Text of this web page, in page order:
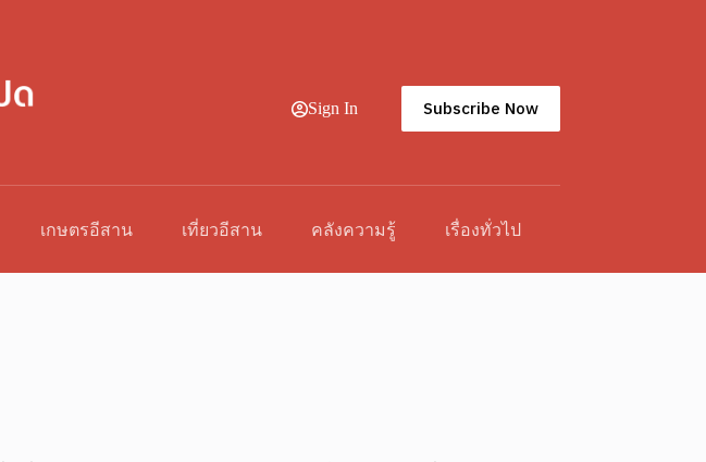
Sign In Subscribe Now
เกษตรอีสาน เที่ยวอีสาน คลังความรู้ เรื่องทั่วไป